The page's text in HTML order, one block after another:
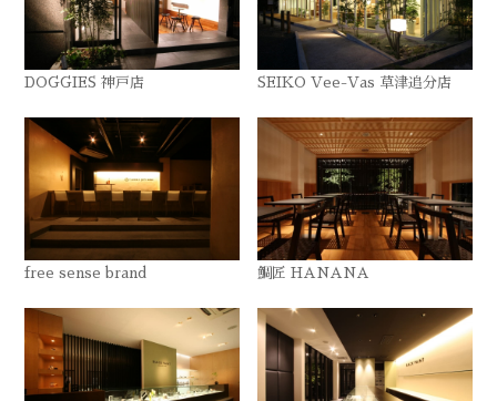
DOGGIES 神戸店 SEIKO Vee-Vas 草津追分店
free sense brand 鯛匠 HANANA